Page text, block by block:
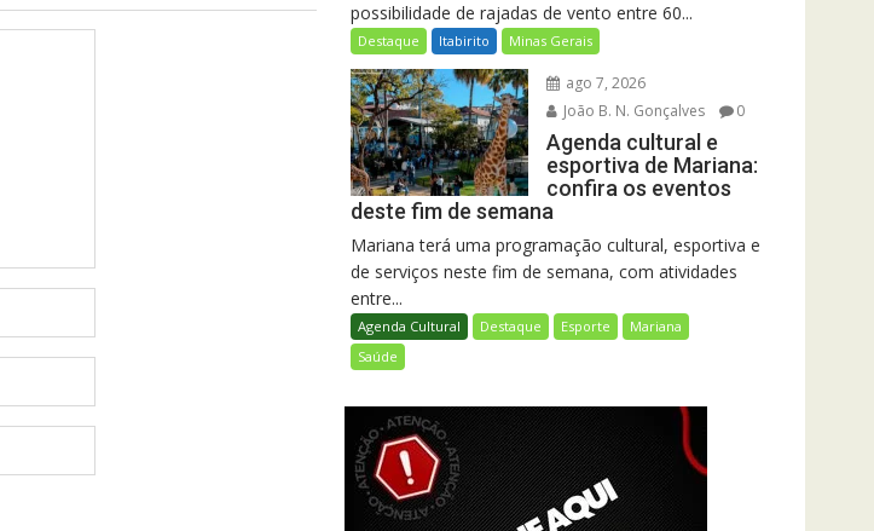
possibilidade de rajadas de vento entre 60...
Destaque Itabirito Minas Gerais
ago 7, 2026
João B. N. Gonçalves
0
Agenda cultural e
esportiva de Mariana:
confira os eventos
deste fim de semana
Mariana terá uma programação cultural, esportiva e
de serviços neste fim de semana, com atividades
entre...
Agenda Cultural Destaque Esporte
Mariana
Saúde